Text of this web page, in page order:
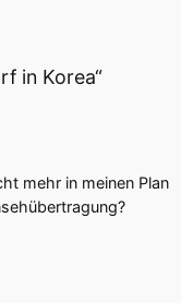
in Korea“
mehr in meinen Plan